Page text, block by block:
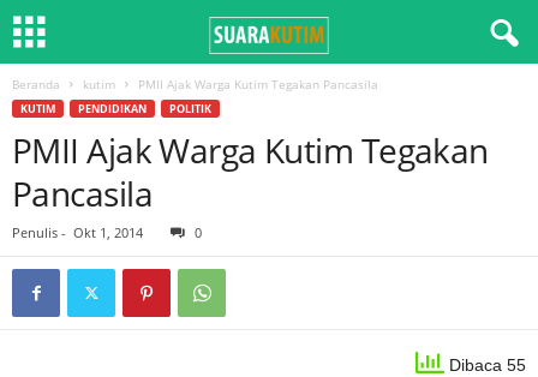
Beranda kutim PMII Ajak Warga Kutim Tegakan Pancasila
KUTIM PENDIDIKAN POLITIK
PMII Ajak Warga Kutim Tegakan
Pancasila
Penulis - Okt 1, 2014 0
Dibaca 55